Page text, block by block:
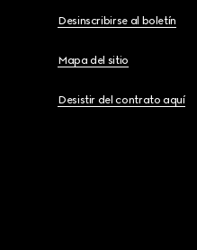
Desinscribirse al boletín
Mapa del sitio
Desistir del contrato aquí